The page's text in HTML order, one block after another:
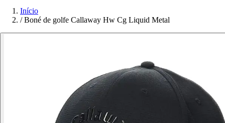
Início
/ Boné de golfe Callaway Hw Cg Liquid Metal